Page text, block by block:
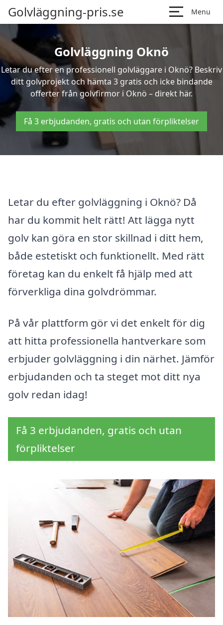
Golvläggning-pris.se Menu
Golvläggning Oknö
Letar du efter en professionell golvläggare i Oknö? Beskriv
ditt golvprojekt och hämta 3 gratis och icke bindande
offerter från golvfirmor i Oknö – direkt här.
Få 3 erbjudanden, gratis och utan förpliktelser
Letar du efter golvläggning i Oknö? Då
har du kommit helt rätt! Att lägga nytt
golv kan göra en stor skillnad i ditt hem,
både estetiskt och funktionellt. Med rätt
företag kan du enkelt få hjälp med att
förverkliga dina golvdrömmar.
På vår plattform gör vi det enkelt för dig
att hitta professionella hantverkare som
erbjuder golvläggning i din närhet. Jämför
erbjudanden och ta steget mot ditt nya
golv redan idag!
Få 3 erbjudanden, gratis och utan
förpliktelser